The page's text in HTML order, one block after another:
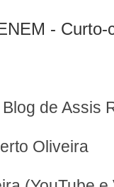
-
de Assis
Oliveira